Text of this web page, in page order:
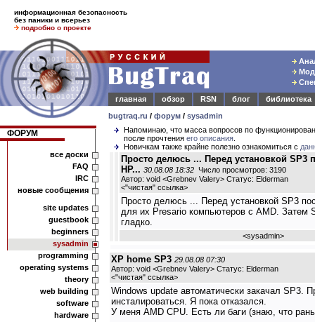
информационная безопасность
без паники и всерьез
подробно о проекте
главная
обзор RSN блог
библиотека
bugtraq.ru / форум / sysadmin
ФОРУМ
все доски
FAQ
IRC
новые сообщения
site updates
guestbook
beginners
sysadmin
programming
operating systems
theory
web building
software
hardware
Напоминаю, что масса вопросов по
после прочтения его описания
Новичкам также крайне полезно ознакомиться с
Просто делюсь ... Перед установкой SP3
HP... 30.08.08 18:32 Число просмотров: 3190
Автор: void <Grebnev Valery> Статус: Elderman
<"чистая" ссылка>
Просто делюсь ... Перед установкой SP3
для их Presario компьютеров с AMD. Затем
гладко.
<sysadmin>
XP home SP3 29.08.08 07:30
Автор: void <Grebnev Valery> Статус: Elderman
<"чистая" ссылка>
Windows update автоматически закачал SP3.
инсталироваться. Я пока отказался.
У меня AMD CPU. Есть ли баги (знаю, что